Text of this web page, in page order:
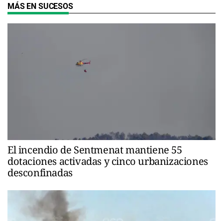
MÁS EN SUCESOS
El incendio de Sentmenat mantiene 55
dotaciones activadas y cinco urbanizaciones
desconfinadas